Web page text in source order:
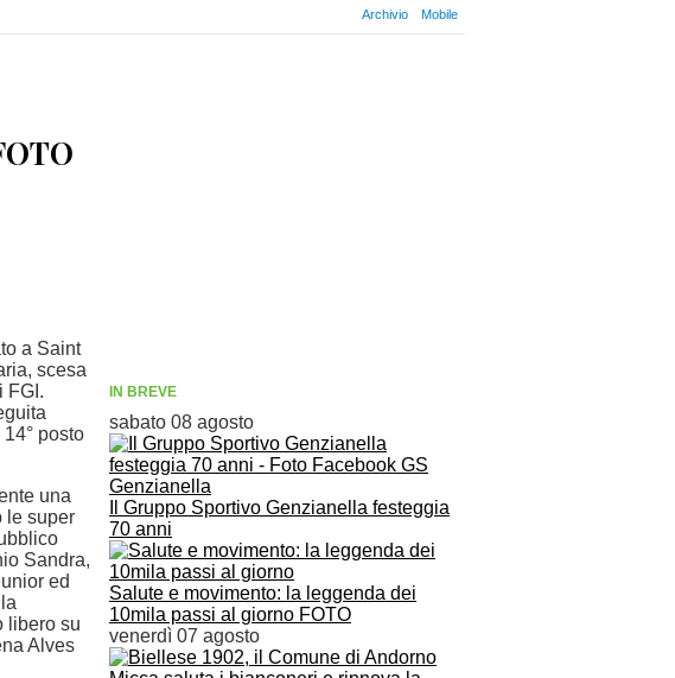
Archivio Mobile
IN BREVE
sabato 08 agosto
Il Gruppo Sportivo Genzianella festeggia
70 anni
Salute e movimento: la leggenda dei
10mila passi al giorno FOTO
venerdì 07 agosto
a Saint
scesa
FGI.
posto
una
le super
Sandra,
ed
libero su
Alves